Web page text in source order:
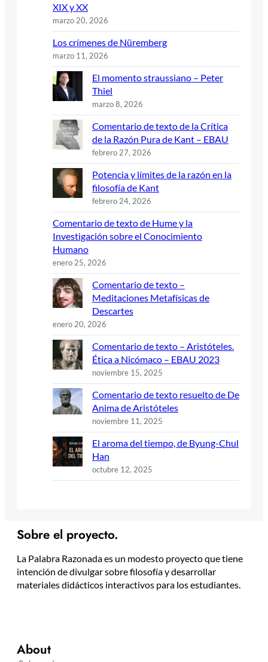
XIX y XX
marzo 20, 2026
Los crímenes de Nüremberg
marzo 11, 2026
El momento straussiano – Peter
Thiel
marzo 8, 2026
Comentario de texto de la Crítica
de la Razón Pura de Kant – EBAU
febrero 27, 2026
Potencia y límites de la razón en la
filosofía de Kant
febrero 24, 2026
Comentario de texto de Hume y la
Investigación sobre el Conocimiento
Humano
enero 25, 2026
Comentario de texto –
Meditaciones Metafísicas de
Descartes
enero 20, 2026
Comentario de texto – Aristóteles.
Ética a Nicómaco – EBAU 2023
noviembre 15, 2025
Comentario de texto resuelto de De
Anima de Aristóteles
noviembre 11, 2025
El aroma del tiempo, de Byung-Chul
Han
octubre 12, 2025
Sobre el proyecto.
La Palabra Razonada es un modesto proyecto que tiene
intención de divulgar sobre filosofía y desarrollar
materiales didácticos interactivos para los estudiantes.
About